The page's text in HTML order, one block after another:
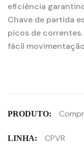
eficiência
Chave de partida
picos de
fácil
PRODUTO:
LINHA: CPVR